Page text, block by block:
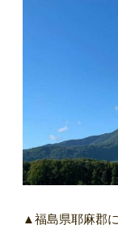
▲福島県耶麻郡